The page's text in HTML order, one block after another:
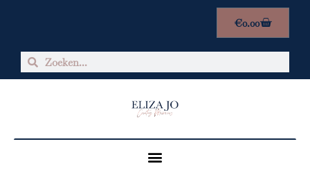
€0.00